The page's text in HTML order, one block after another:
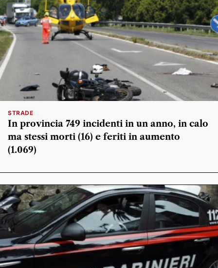
STRADE
In provincia 749 incidenti in un anno, in calo
ma stessi morti (16) e feriti in aumento
(1.069)